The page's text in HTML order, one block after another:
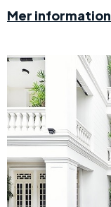
Mer information